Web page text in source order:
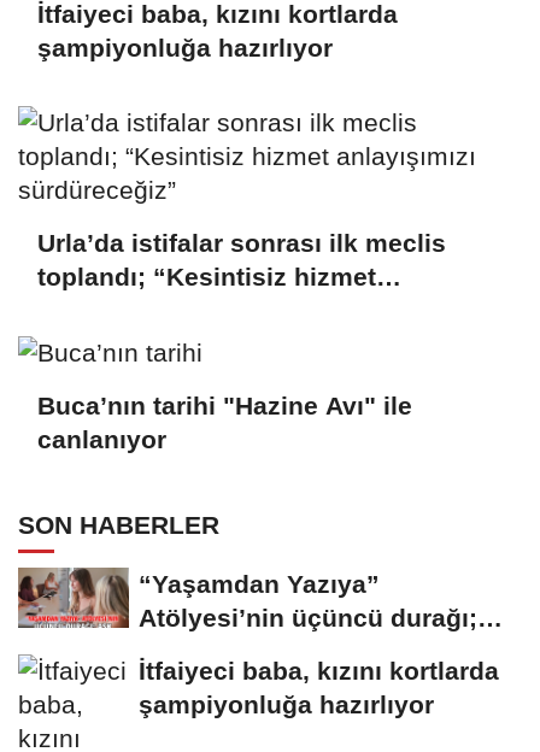
İtfaiyeci baba, kızını kortlarda
şampiyonluğa hazırlıyor
Urla’da istifalar sonrası ilk meclis
toplandı; “Kesintisiz hizmet
Buca’nın tarihi "Hazine Avı" ile
canlanıyor
SON HABERLER
“Yaşamdan Yazıya”
Atölyesi’nin üçüncü durağı;
Aşk
İtfaiyeci baba, kızını kortlarda
şampiyonluğa hazırlıyor